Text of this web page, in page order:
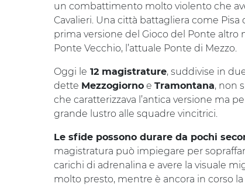
un combattimento molto violento che
Cavalieri. Una città battagliera come
prima versione del Gioco del Ponte
Ponte Vecchio, l’attuale Ponte di Mezzo.
Oggi le 12 magistrature, suddivise in
dette Mezzogiorno e Tramontana, non
che caratterizzava l’antica versione ma
grande lustro alle squadre vincitrici.
Le sfide possono durare da pochi
magistratura può impiegare per
carichi di adrenalina e avere la visuale
molto presto, mentre è ancora in corso